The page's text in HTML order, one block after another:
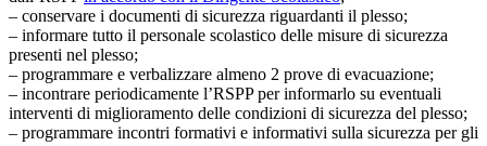
– conservare i documenti di sicurezza riguardanti il plesso;
– informare tutto il personale scolastico delle misure di sicurezza
presenti nel plesso;
– programmare e verbalizzare almeno 2 prove di evacuazione;
– incontrare periodicamente l’RSPP per informarlo su eventuali
interventi di miglioramento delle condizioni di sicurezza del plesso;
– programmare incontri formativi e informativi sulla sicurezza per gli